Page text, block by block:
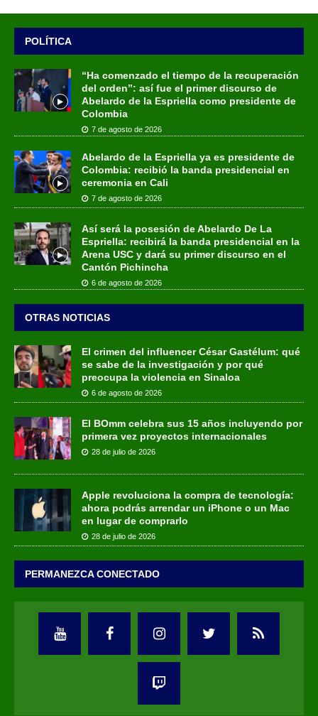
POLÍTICA
“Ha comenzado el tiempo de la recuperación
del orden”: así fue el primer discurso de
Abelardo de la Espriella como presidente de
Colombia
7 de agosto de 2026
Abelardo de la Espriella ya es presidente de
Colombia: recibió la banda presidencial en
ceremonia en Cali
7 de agosto de 2026
Así será la posesión de Abelardo De La
Espriella: recibirá la banda presidencial en la
Arena USC y dará su primer discurso en el
Cantón Pichincha
6 de agosto de 2026
OTRAS NOTICIAS
El crimen del influencer César Gastélum: qué
se sabe de la investigación y por qué
preocupa la violencia en Sinaloa
6 de agosto de 2026
El BOmm celebra sus 15 años incluyendo por
primera vez proyectos internacionales
28 de julio de 2026
Apple revoluciona la compra de tecnología:
ahora podrás arrendar un iPhone o un Mac
en lugar de comprarlo
28 de julio de 2026
PERMANEZCA CONECTADO